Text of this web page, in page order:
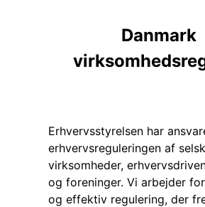
Danmark
Erhvervsstyrelsen har
erhvervsreguleringen af
virksomheder,
og foreninger. Vi arbejder
og effektiv regulering, der